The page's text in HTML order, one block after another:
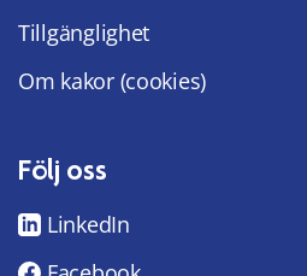
Tillgänglighet
Om kakor (cookies)
Följ oss
LinkedIn